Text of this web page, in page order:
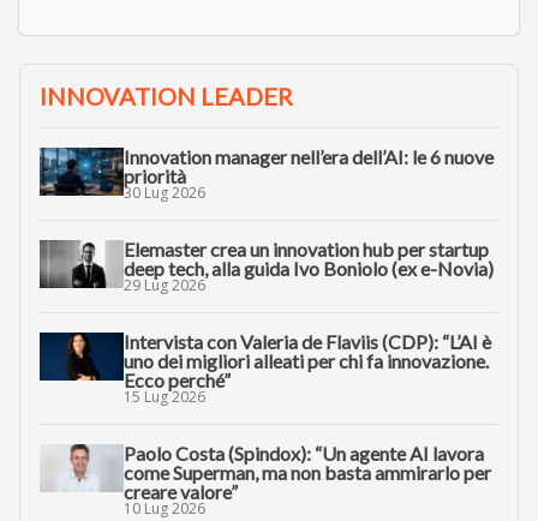
INNOVATION LEADER
Innovation manager nell’era dell’AI: le 6 nuove
priorità
30 Lug 2026
Elemaster crea un innovation hub per startup
deep tech, alla guida Ivo Boniolo (ex e-Novia)
29 Lug 2026
Intervista con Valeria de Flaviis (CDP): “L’AI è
uno dei migliori alleati per chi fa innovazione.
Ecco perché”
15 Lug 2026
Paolo Costa (Spindox): “Un agente AI lavora
come Superman, ma non basta ammirarlo per
creare valore”
10 Lug 2026